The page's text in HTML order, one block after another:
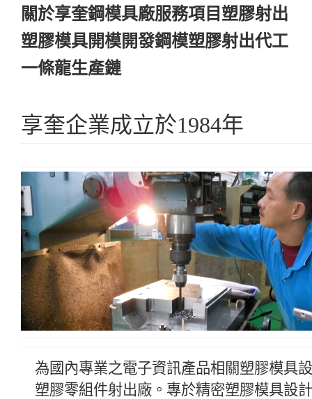
關於享奎鋼模具廠服務項目塑膠射出
塑膠模具開模開發鋼模塑膠射出代工
一條龍生產鏈
享奎企業成立於1984年
為國內專業之電子資訊產品相關塑膠模具
塑膠零組件射出廠。專於精密塑膠模具設